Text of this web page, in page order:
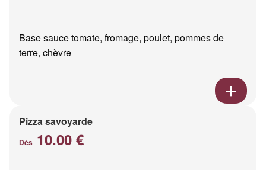
Base sauce tomate, fromage, poulet, pommes de
terre, chèvre
Pizza savoyarde
Dès 10.00 €